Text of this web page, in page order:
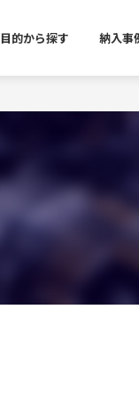
目的から探す 納入事